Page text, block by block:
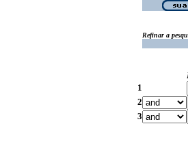
Refinar a
1
2
3